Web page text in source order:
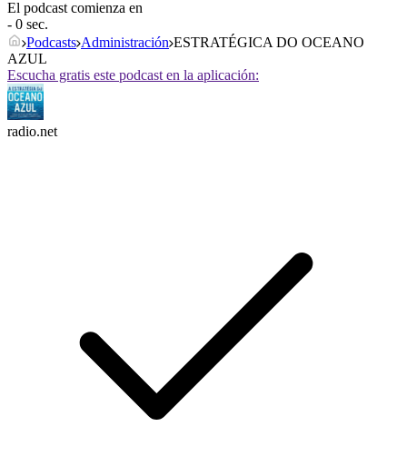
El podcast comienza en
- 0 sec.
Podcasts Administración ESTRATÉGICA DO OCEANO
AZUL
Escucha gratis este podcast en la aplicación:
radio.net